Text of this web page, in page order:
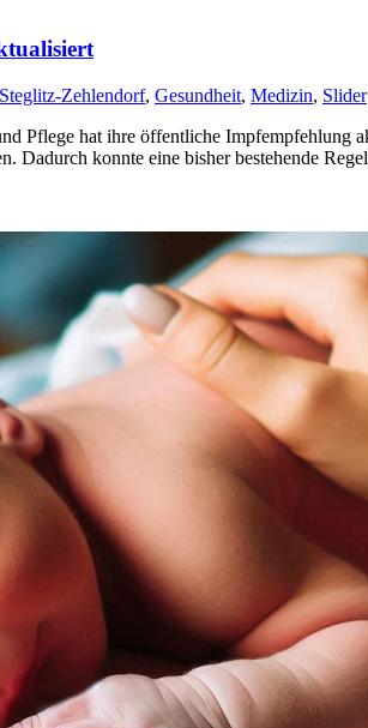
Zehlendorf, Gesundheit, Medizin, Slider
Pflege hat ihre öffentliche
konnte eine bisher bestehende